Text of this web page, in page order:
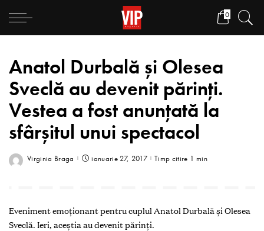
0
Anatol Durbală și Olesea
Sveclă au devenit părinți.
Vestea a fost anunțată la
sfârșitul unui spectacol
Virginia Braga ianuarie 27, 2017 Timp citire 1 min
Eveniment emoționant pentru cuplul Anatol Durbală și Olesea
Sveclă. Ieri, aceștia au devenit părinți.